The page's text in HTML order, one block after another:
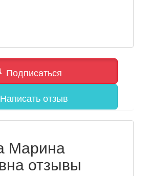
Подписаться
Написать отзыв
Марина
отзывы